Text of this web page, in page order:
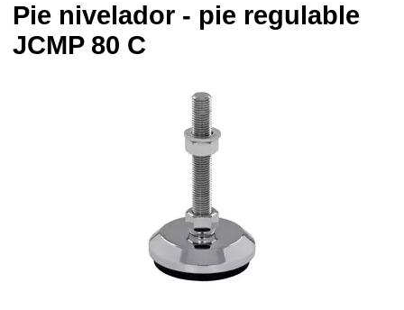
Pie nivelador - pie regulable
JCMP 80 C